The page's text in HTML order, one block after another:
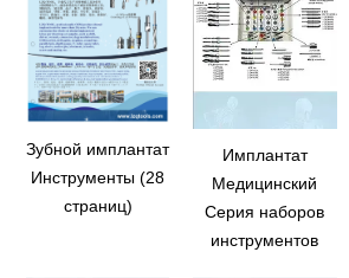
Зубной имплантат
Инструменты (28
страниц)
Имплантат
Медицинский
Серия наборов
инструментов